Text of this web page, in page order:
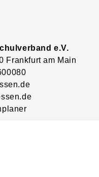
e.V.
Frankfurt am Main